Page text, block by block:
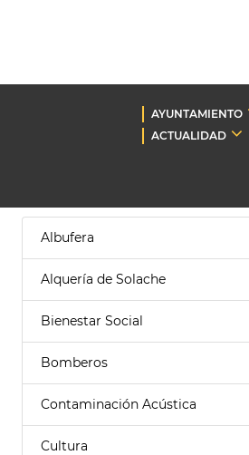
AYUNTAMIENTO
ACTUALIDAD
Albufera
Alquería de Solache
Bienestar Social
Bomberos
Contaminación Acústica
Cultura